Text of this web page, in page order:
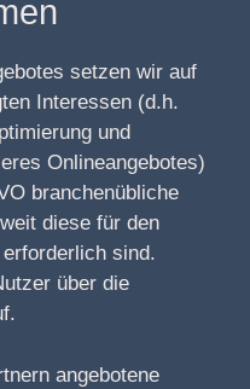
setzen wir auf
Interessen (d.h.
und
Onlineangebotes)
branchenübliche
diese für den
sind.
über die
angebotene